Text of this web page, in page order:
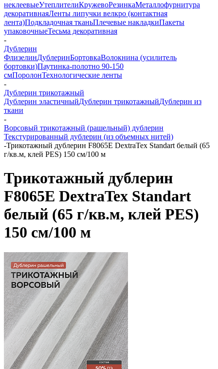
неклеевыеУтеплителиКружевоРезинкаМеталлофурнитура
декоративнаяЛенты липучки велкро (контактная
лента)Подкладочная тканьПлечевые накладкиПакеты
упаковочныеТесьма декоративная
-
Дублерин
ФлизелинДублеринБортовкаВолокнина (усилитель
бортовки)Паутинка-полотно 90-150
смПоролонТехнологические ленты
-
Дублерин трикотажный
Дублерин эластичныйДублерин трикотажныйДублерин из
ткани
-
Ворсовый трикотажный (рашельный) дублерин
Текстурированный дублерин (из объемных нитей)
-Трикотажный дублерин F8065E DextraTex Standart белый (65
г/кв.м, клей PES) 150 см/100 м
Трикотажный дублерин
F8065E DextraTex Standart
белый (65 г/кв.м, клей PES)
150 см/100 м